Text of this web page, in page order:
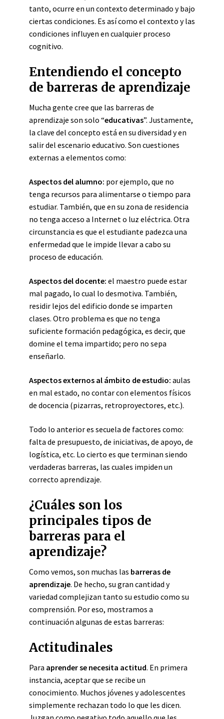
tanto, ocurre en un contexto determinado y bajo
ciertas condiciones. Es así como el contexto y las
condiciones influyen en cualquier proceso
cognitivo.
Entendiendo el concepto
de barreras de aprendizaje
Mucha gente cree que las barreras de
aprendizaje son solo “educativas”. Justamente,
la clave del concepto está en su diversidad y en
salir del escenario educativo. Son cuestiones
externas a elementos como:
Aspectos del alumno: por ejemplo, que no
tenga recursos para alimentarse o tiempo para
estudiar. También, que en su zona de residencia
no tenga acceso a Internet o luz eléctrica. Otra
circunstancia es que el estudiante padezca una
enfermedad que le impide llevar a cabo su
proceso de educación.
Aspectos del docente: el maestro puede estar
mal pagado, lo cual lo desmotiva. También,
residir lejos del edificio donde se imparten
clases. Otro problema es que no tenga
suficiente formación pedagógica, es decir, que
domine el tema impartido; pero no sepa
enseñarlo.
Aspectos externos al ámbito de estudio: aulas
en mal estado, no contar con elementos físicos
de docencia (pizarras, retroproyectores, etc.).
Todo lo anterior es secuela de factores como:
falta de presupuesto, de iniciativas, de apoyo, de
logística, etc. Lo cierto es que terminan siendo
verdaderas barreras, las cuales impiden un
correcto aprendizaje.
¿Cuáles son los
principales tipos de
barreras para el
aprendizaje?
Como vemos, son muchas las barreras de
aprendizaje. De hecho, su gran cantidad y
variedad complejizan tanto su estudio como su
comprensión. Por eso, mostramos a
continuación algunas de estas barreras:
Actitudinales
Para aprender se necesita actitud. En primera
instancia, aceptar que se recibe un
conocimiento. Muchos jóvenes y adolescentes
simplemente rechazan todo lo que les dicen.